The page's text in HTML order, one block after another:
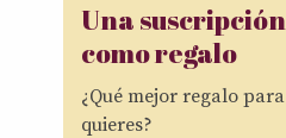
Una suscripción
como regalo
¿Qué mejor regalo
quieres?